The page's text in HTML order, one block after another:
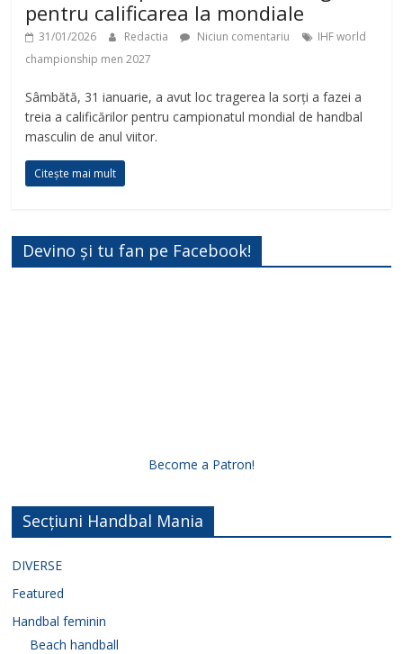
pentru calificarea la mondiale
31/01/2026 Redactia Niciun comentariu
IHF world
championship men 2027
Sâmbătă, 31 ianuarie, a avut loc tragerea la sorți a fazei a
treia a calificărilor pentru campionatul mondial de handbal
masculin de anul viitor.
Citește mai mult
Devino și tu fan pe Facebook!
Become a Patron!
Secțiuni Handbal Mania
DIVERSE
Featured
Handbal feminin
Beach handball